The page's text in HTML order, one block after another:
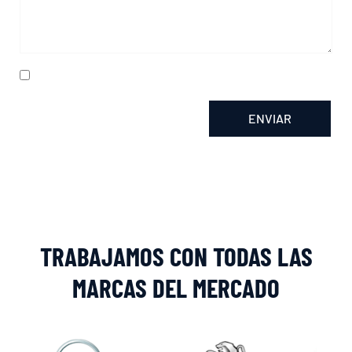
ENVIAR
TRABAJAMOS CON TODAS LAS
MARCAS DEL MERCADO